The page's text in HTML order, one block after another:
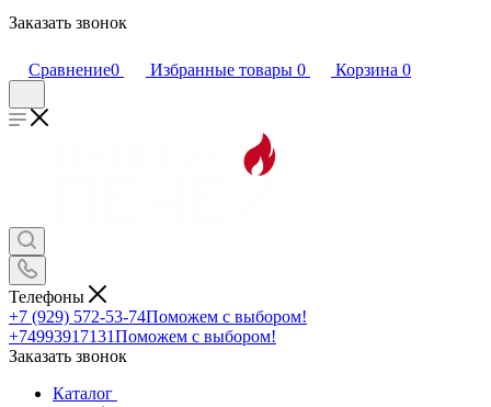
Заказать звонок
Сравнение0 Избранные товары 0 Корзина 0
Телефоны
+7 (929) 572-53-74Поможем с выбором!
+74993917131Поможем с выбором!
Заказать звонок
Каталог